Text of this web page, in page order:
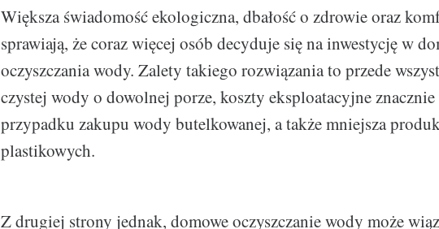
Większa świadomość ekologiczna, dbałość o zdrowie oraz
sprawiają, że coraz więcej osób decyduje się na inwestycję w
oczyszczania wody. Zalety takiego rozwiązania to przede
czystej wody o dowolnej porze, koszty eksploatacyjne
przypadku zakupu wody butelkowanej, a także mniejsza
plastikowych.
Z drugiej strony jednak, domowe oczyszczanie wody może